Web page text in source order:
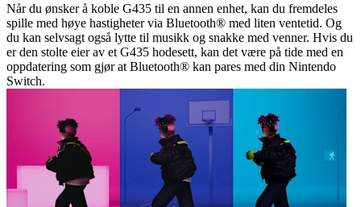
Når du ønsker å koble G435 til en annen enhet, kan du fremdeles
spille med høye hastigheter via Bluetooth® med liten ventetid. Og
du kan selvsagt også lytte til musikk og snakke med venner. Hvis du
er den stolte eier av et G435 hodesett, kan det være på tide med en
oppdatering som gjør at Bluetooth® kan pares med din Nintendo
Switch.